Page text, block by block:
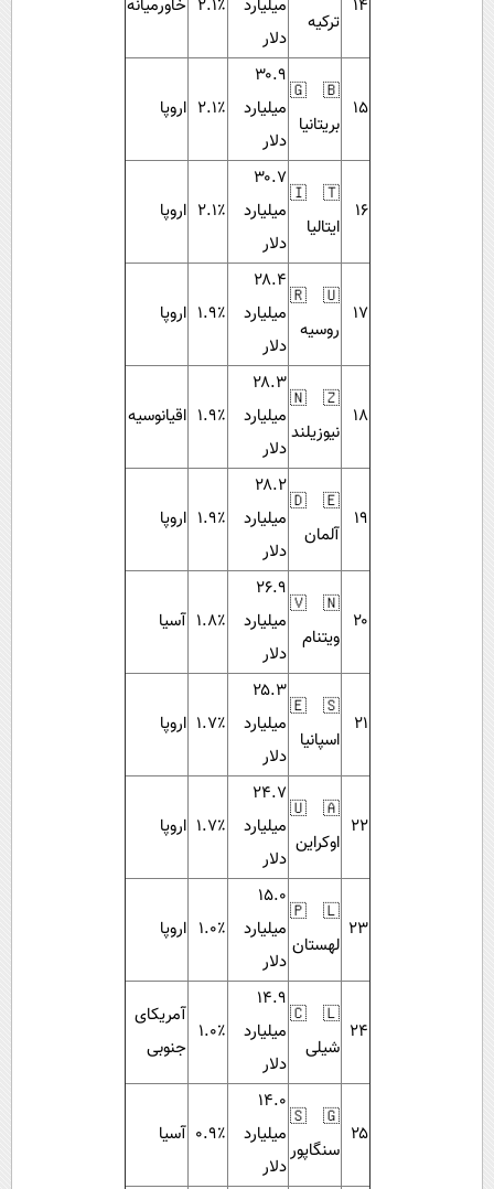
۱۴
ترکیه
میلیارد
دلار
۲.۱٪ خاورمیانه
۱۵
🇬🇧
بریتانیا
۳۰.۹
میلیارد
دلار
۲.۱٪ اروپا
۱۶
🇮🇹
ایتالیا
۳۰.۷
میلیارد
دلار
۲.۱٪ اروپا
۱۷
🇷🇺
روسیه
۲۸.۴
میلیارد
دلار
۱.۹٪ اروپا
۱۸
🇳🇿
نیوزیلند
۲۸.۳
میلیارد
دلار
۱.۹٪ اقیانوسیه
۱۹
🇩🇪
آلمان
۲۸.۲
میلیارد
دلار
۱.۹٪ اروپا
۲۰
🇻🇳
ویتنام
۲۶.۹
میلیارد
دلار
۱.۸٪ آسیا
۲۱
🇪🇸
اسپانیا
۲۵.۳
میلیارد
دلار
۱.۷٪ اروپا
۲۲
🇺🇦
اوکراین
۲۴.۷
میلیارد
دلار
۱.۷٪ اروپا
۲۳
🇵🇱
لهستان
۱۵.۰
میلیارد
دلار
۱.۰٪ اروپا
۲۴
🇨🇱
شیلی
۱۴.۹
میلیارد
دلار
۱.۰٪
آمریکای
جنوبی
۲۵
🇸🇬
سنگاپور
۱۴.۰
میلیارد
دلار
۰.۹٪ آسیا